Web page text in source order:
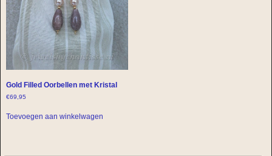
Gold Filled Oorbellen met Kristal
€69,95
Toevoegen aan winkelwagen